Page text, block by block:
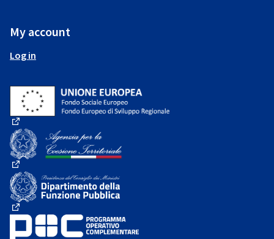
My account
Log in
(External link)
(External link)
(External link)